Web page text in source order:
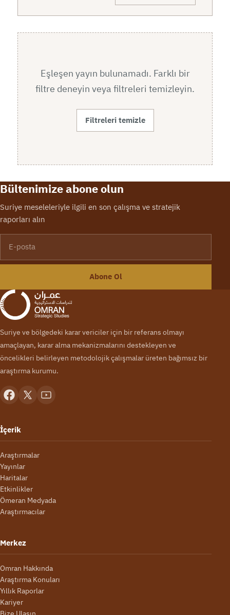
Eşleşen yayın bulunamadı. Farklı bir
filtre deneyin veya filtreleri temizleyin.
Filtreleri temizle
Bültenimize abone olun
Suriye meseleleriyle ilgili en son çalışma ve stratejik
raporları alın
Abone Ol
Suriye ve bölgedeki karar vericiler için bir referans olmayı
amaçlayan, karar alma mekanizmalarını destekleyen ve
öncelikleri belirleyen metodolojik çalışmalar üreten bağımsız bir
araştırma kurumu.
İçerik
Araştırmalar
Yayınlar
Haritalar
Etkinlikler
Ömeran Medyada
Araştırmacılar
Merkez
Omran Hakkında
Araştırma Konuları
Yıllık Raporlar
Kariyer